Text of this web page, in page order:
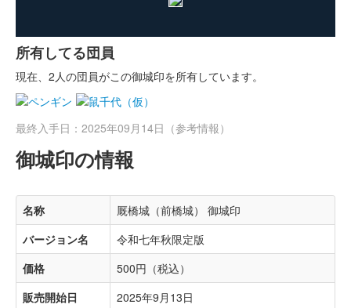
所有してる団員
現在、2人の団員がこの御城印を所有しています。
最終入手日：2025年09月14日（参考情報）
御城印の情報
名称
厩橋城（前橋城） 御城印
バージョン名
令和七年秋限定版
価格
500円（税込）
販売開始日
2025年9月13日